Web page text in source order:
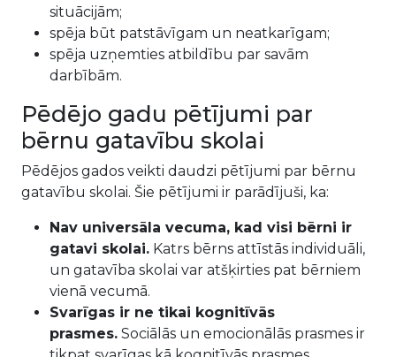
situācijām;
spēja būt patstāvīgam un neatkarīgam;
spēja uzņemties atbildību par savām
darbībām.
Pēdējo gadu pētījumi par
bērnu gatavību skolai
Pēdējos gados veikti daudzi pētījumi par bērnu
gatavību skolai. Šie pētījumi ir parādījuši, ka:
Nav universāla vecuma, kad visi bērni ir
gatavi skolai. Katrs bērns attīstās individuāli,
un gatavība skolai var atšķirties pat bērniem
vienā vecumā.
Svarīgas ir ne tikai kognitīvās
prasmes. Sociālās un emocionālās prasmes ir